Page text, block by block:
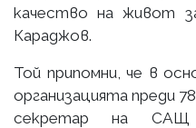
качество на живот
Караджов.
Той припомни, че в
организацията преди
секретар на